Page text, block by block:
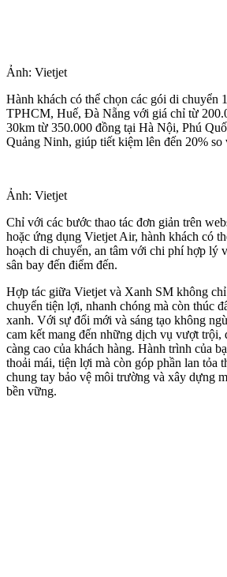
Ảnh: Vietjet
Hành khách có thể chọn các gói di chuyển
TPHCM, Huế, Đà Nẵng với giá chỉ từ
30km từ 350.000 đồng tại Hà Nội, Phú
Quảng Ninh, giúp tiết kiệm lên đến 20%
Ảnh: Vietjet
Chỉ với các bước thao tác đơn giản trên
hoặc ứng dụng Vietjet Air, hành khách có
hoạch di chuyển, an tâm với chi phí hợp lý
sân bay đến điểm đến.
Hợp tác giữa Vietjet và Xanh SM không
chuyển tiện lợi, nhanh chóng mà còn thúc
xanh. Với sự đổi mới và sáng tạo không
cam kết mang đến những dịch vụ vượt trội,
càng cao của khách hàng. Hành trình của
thoải mái, tiện lợi mà còn góp phần lan tỏa
chung tay bảo vệ môi trường và xây dựng
bền vững.